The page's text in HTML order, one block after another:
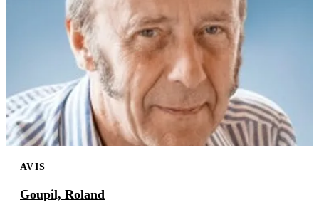
AVIS
Goupil, Roland